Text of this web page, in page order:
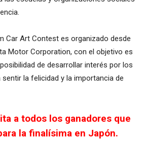
Car Art Contest es organizado desde
Motor Corporation, con el objetivo es
de desarrollar interés por los
la felicidad y la importancia de
a todos los ganadores que
la finalísima en Japón.